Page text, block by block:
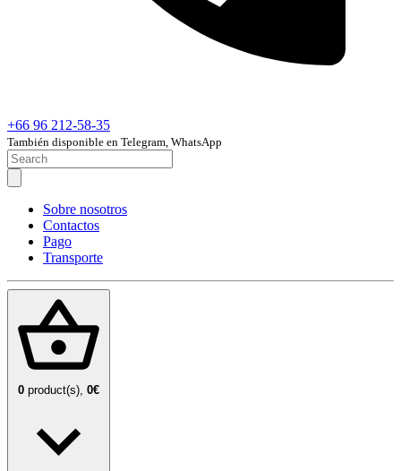
+66 96 212-58-35
También disponible en Telegram, WhatsApp
Sobre nosotros
Contactos
Pago
Transporte
0 product(s), 0€